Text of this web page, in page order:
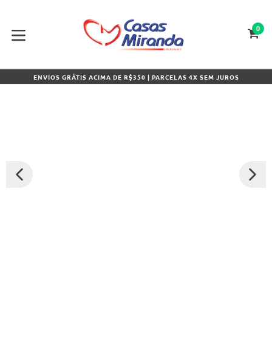
conteúdo
0
ENVIOS GRÁTIS ACIMA DE R$350 | PARCELAS 4X SEM JUROS